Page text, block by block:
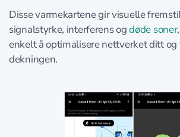
Disse varmekartene gir visuelle
signalstyrke, interferens ogdøde soner
enkelt å optimalisere nettverket ditt og
dekningen.